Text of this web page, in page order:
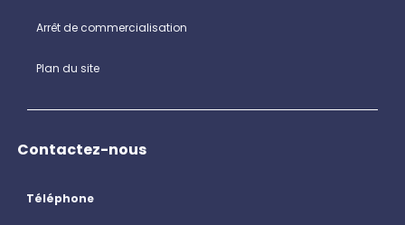
Arrêt de commercialisation
Plan du site
Contactez-nous
Téléphone